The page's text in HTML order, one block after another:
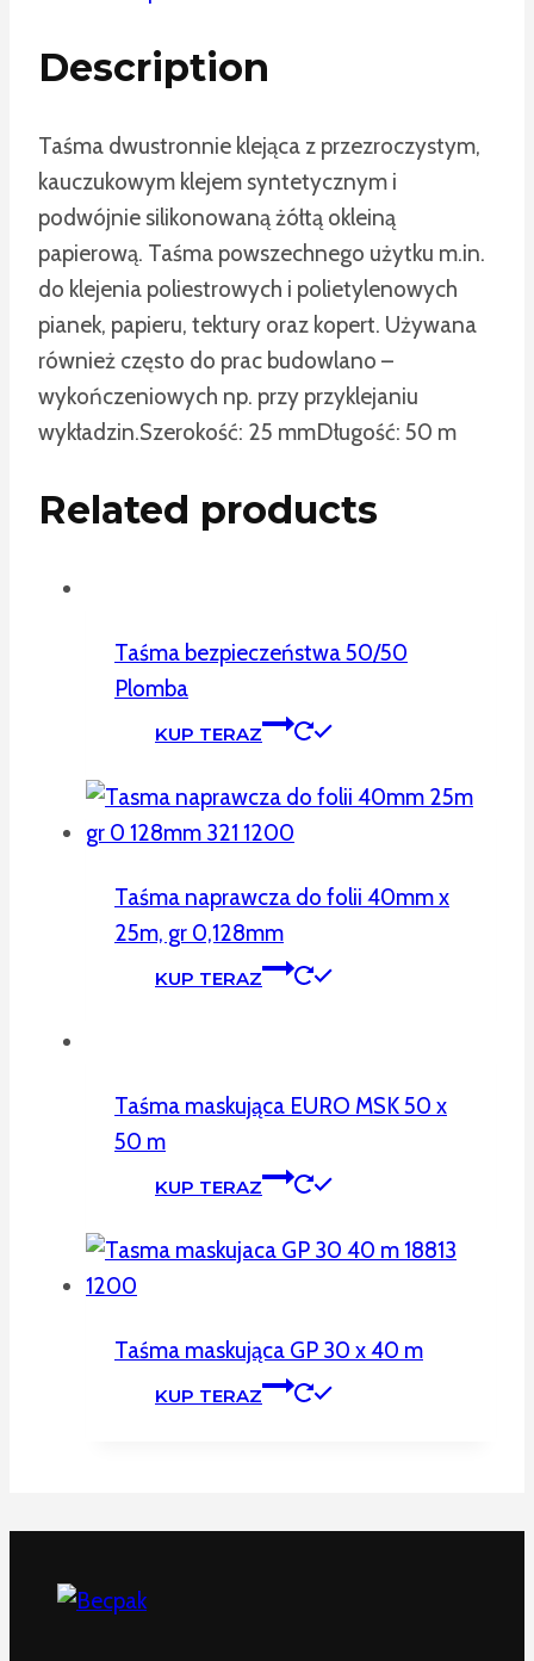
Description
Taśma dwustronnie klejąca z przezroczystym,
kauczukowym klejem syntetycznym i
podwójnie silikonowaną żółtą okleiną
papierową. Taśma powszechnego użytku m.in.
do klejenia poliestrowych i polietylenowych
pianek, papieru, tektury oraz kopert. Używana
również często do prac budowlano –
wykończeniowych np. przy przyklejaniu
wykładzin.Szerokość: 25 mmDługość: 50 m
Related products
Taśma bezpieczeństwa 50/50
Plomba
KUP TERAZ
Taśma naprawcza do folii 40mm x
25m, gr 0,128mm
KUP TERAZ
Taśma maskująca EURO MSK 50 x
50 m
KUP TERAZ
Taśma maskująca GP 30 x 40 m
KUP TERAZ